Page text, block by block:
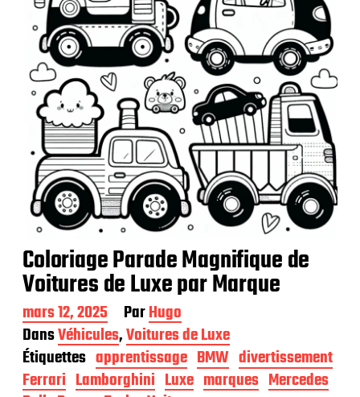
Coloriage Parade Magnifique de
Voitures de Luxe par Marque
D
a
t
e
d
mars 12, 2025 ParHugo
DansVéhicules,Voitures de Luxe
Étiquettes apprentissage BMW divertissement
Ferrari Lamborghini Luxe marques Mercedes